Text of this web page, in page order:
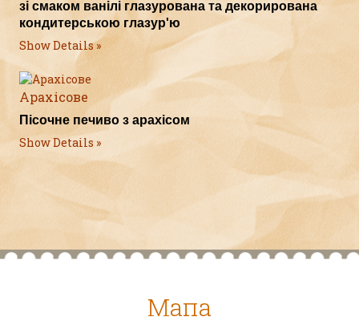
зі смаком ванілі глазурована та декорирована
кондитерською глазур'ю
Show Details
Арахісове
Пісочне печиво з арахісом
Show Details
Мапа